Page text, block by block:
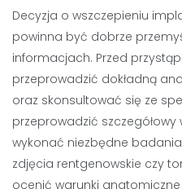
Decyzja o wszczepieniu
powinna być dobrze
informacjach. Przed
przeprowadzić dokładną
oraz skonsultować się ze
przeprowadzić
wykonać niezbędne
zdjęcia rentgenowskie czy
ocenić warunki